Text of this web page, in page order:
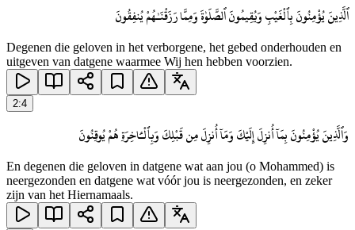
ٱلَّذِينَ يُؤْمِنُونَ بِٱلْغَيْبِ وَيُقِيمُونَ ٱلصَّلَوٰةَ وَمِمَّا رَزَقْنَـٰهُمْ يُنفِقُونَ
Degenen die geloven in het verborgene, het gebed onderhouden en
uitgeven van datgene waarmee Wij hen hebben voorzien.
2:4
وَٱلَّذِينَ يُؤْمِنُونَ بِمَآ أُنزِلَ إِلَيْكَ وَمَآ أُنزِلَ مِن قَبْلِكَ وَبِٱلْـَٔاخِرَةِ هُمْ يُوقِنُونَ
En degenen die geloven in datgene wat aan jou (o Mohammed) is
neergezonden en datgene wat vóór jou is neergezonden, en zeker
zijn van het Hiernamaals.